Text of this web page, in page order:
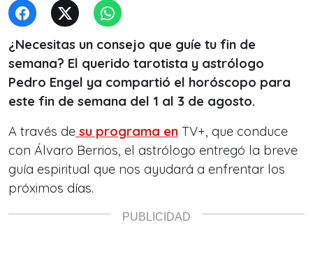
¿Necesitas un consejo que guíe tu fin de
semana? El querido tarotista y astrólogo
Pedro Engel ya compartió el horóscopo para
este fin de semana del 1 al 3 de agosto.
A través de su programa en TV+, que conduce
con Álvaro Berrios, el astrólogo entregó la breve
guía espiritual que nos ayudará a enfrentar los
próximos días.